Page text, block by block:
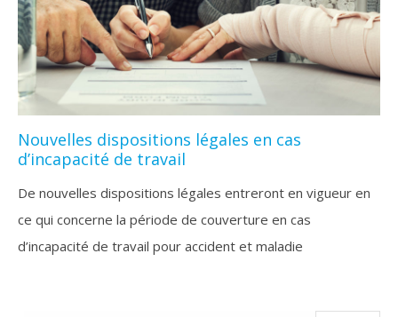
Nouvelles dispositions légales en cas
d’incapacité de travail
De nouvelles dispositions légales entreront en vigueur en
ce qui concerne la période de couverture en cas
d’incapacité de travail pour accident et maladie